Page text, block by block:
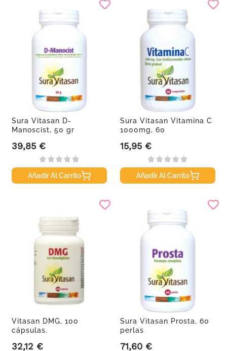
Sura Vitasan D-
Manoscist, 50 gr
Precio
39,85 €
Añadir Al Carrito
Sura Vitasan Vitamina C
1000mg, 60
Precio
15,95 €
Añadir Al Carrito
Vitasan DMG, 100
cápsulas.
Precio
32,12 €
Sura Vitasan Prosta, 60
perlas
Precio
71,60 €